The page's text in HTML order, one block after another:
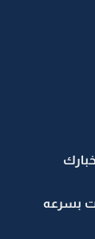
بسرعه